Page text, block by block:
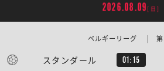
2026.08.09 [日]
スタンダール 01:15
ベルギーリーグ | 第